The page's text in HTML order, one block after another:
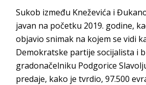
Sukob između Kneževića i
javan na početku 2019. godine,
objavio snimak na kojem se vidi
Demokratske partije socijalista i
gradonačelniku Podgorice
predaje, kako je tvrdio, 97.500